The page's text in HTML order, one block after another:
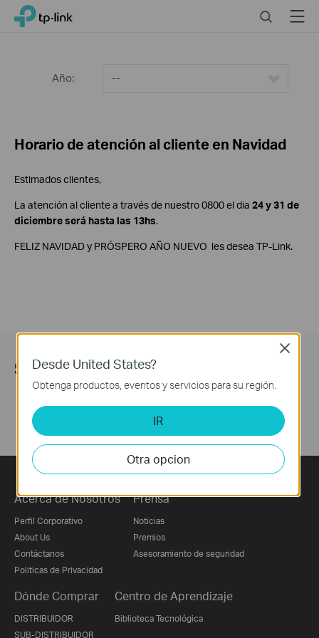
ClickTP-Link, Reliably Smart SearchMenu
Año: --
Horario de atención al cliente en Navidad
Estimados clientes,
La atención al cliente a través de nuestro 0800 el dia 24 y 31 de
diciembre será hasta las 13hs.
FELIZ NAVIDAD y PRÓSPERO AÑO NUEVO les desea TP-Link.
Síguenos
Acerca de Nosotros
Perfil Corporativo
About Us
Contáctanos
Politicas de Privacidad
Prensa
Noticias
Premios
Asesoramiento de seguridad
Dónde Comprar
DISTRIBUIDOR
SUB-DISTRIBUIDOR
Centro de Aprendizaje
Biblioteca Tecnológica
Desde United States?
Obtenga productos, eventos y servicios para su región.
IR
Otra opcion
Close